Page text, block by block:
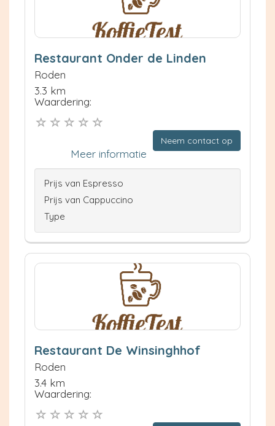
Restaurant Onder de Linden
Roden
3.3 km
Waardering:
Neem contact op
Meer informatie
Prijs van Espresso
Prijs van Cappuccino
Type
Restaurant De Winsinghhof
Roden
3.4 km
Waardering: